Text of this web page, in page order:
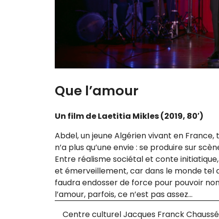
Que l’amour
Un film de Laetitia Mikles (2019, 80′)
Abdel, un jeune Algérien vivant en
n’a plus qu’une envie : se pro­duire sur
Entre réa­lisme socié­tal et conte
et émer­veille­ment, car dans le monde tel
fau­dra endos­ser de force pour pou­voir
l’amour, par­fois, ce n’est pas assez…
Centre culturel Jacques Franck